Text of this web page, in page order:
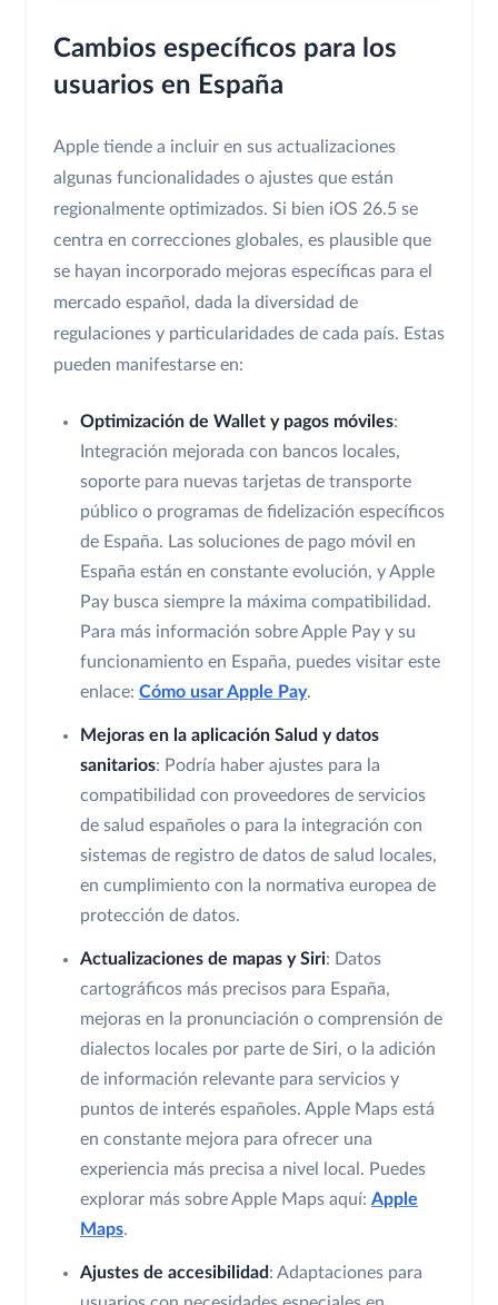
Cambios específicos para los
usuarios en España
Apple tiende a incluir en sus actualizaciones
algunas funcionalidades o ajustes que están
regionalmente optimizados. Si bien iOS 26.5 se
centra en correcciones globales, es plausible que
se hayan incorporado mejoras específicas para el
mercado español, dada la diversidad de
regulaciones y particularidades de cada país. Estas
pueden manifestarse en:
Optimización de Wallet y pagos móviles:
Integración mejorada con bancos locales,
soporte para nuevas tarjetas de transporte
público o programas de fidelización específicos
de España. Las soluciones de pago móvil en
España están en constante evolución, y Apple
Pay busca siempre la máxima compatibilidad.
Para más información sobre Apple Pay y su
funcionamiento en España, puedes visitar este
enlace: Cómo usar Apple Pay.
Mejoras en la aplicación Salud y datos
sanitarios: Podría haber ajustes para la
compatibilidad con proveedores de servicios
de salud españoles o para la integración con
sistemas de registro de datos de salud locales,
en cumplimiento con la normativa europea de
protección de datos.
Actualizaciones de mapas y Siri: Datos
cartográficos más precisos para España,
mejoras en la pronunciación o comprensión de
dialectos locales por parte de Siri, o la adición
de información relevante para servicios y
puntos de interés españoles. Apple Maps está
en constante mejora para ofrecer una
experiencia más precisa a nivel local. Puedes
explorar más sobre Apple Maps aquí: Apple
Maps.
Ajustes de accesibilidad: Adaptaciones para